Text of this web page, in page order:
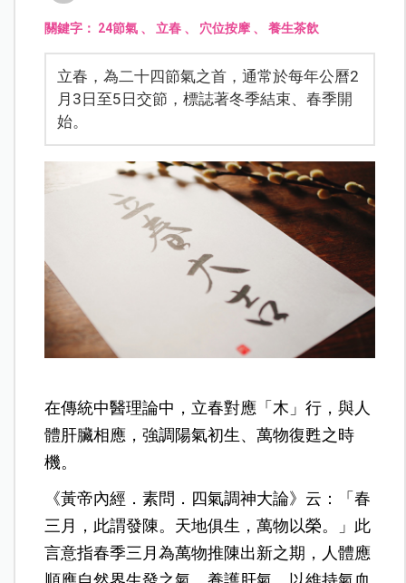
關鍵字： 24節氣 、立春 、 穴位按摩 、養生茶飲
立春，為二十四節氣之首，通常於每年公曆2
月3日至5日交節，標誌著冬季結束、春季開
始。
在傳統中醫理論中，立春對應「木」行，與人
體肝臟相應，強調陽氣初生、萬物復甦之時
機。
《黃帝內經．素問．四氣調神大論》云：「春
三月，此謂發陳。天地俱生，萬物以榮。」此
言意指春季三月為萬物推陳出新之期，人體應